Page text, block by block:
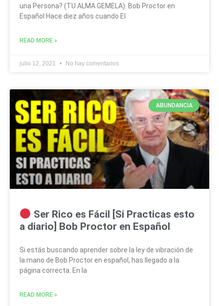
una Persona? (TU ALMA GEMELA). Bob Proctor en
Español Hace diez años cuando El
READ MORE »
julio 12, 2021 No hay comentarios
ABUNDANCIA
Ser Rico es Fácil [Si Practicas esto
a diario] Bob Proctor en Español
Si estás buscando aprender sobre la ley de vibración de
la mano de Bob Proctor en español, has llegado a la
página correcta. En la
READ MORE »